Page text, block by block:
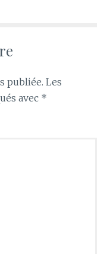
publiée. Les
avec *